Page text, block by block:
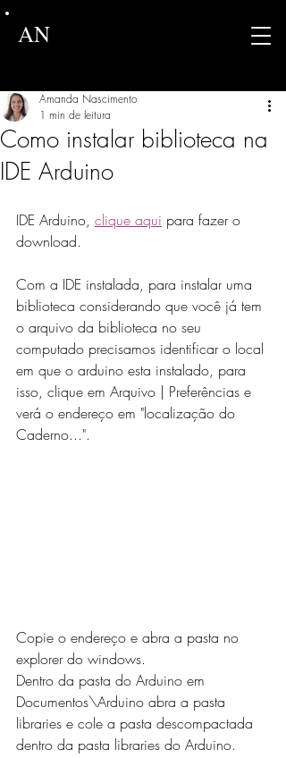
AN
Como instalar biblioteca na
IDE Arduino
Amanda Nascimento
1 min de leitura
IDE Arduino, clique aqui para fazer o
download.
Com a IDE instalada, para instalar uma
biblioteca considerando que você já tem
o arquivo da biblioteca no seu
computado precisamos identificar o local
em que o arduino esta instalado, para
isso, clique em Arquivo | Preferências e
verá o endereço em "localização do
Caderno...".
Copie o endereço e abra a pasta no
explorer do windows.
Dentro da pasta do Arduino em
Documentos\Arduino abra a pasta
libraries e cole a pasta descompactada
dentro da pasta libraries do Arduino.